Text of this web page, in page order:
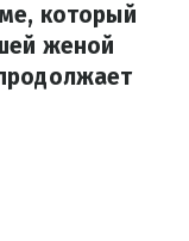
который
женой